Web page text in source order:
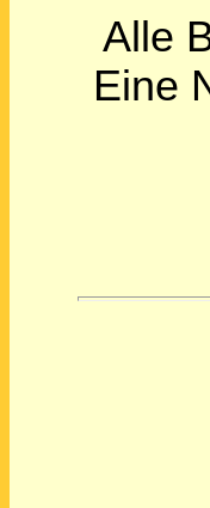
Alle
Eine